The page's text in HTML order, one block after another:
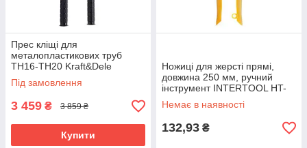
Прес кліщі для
металопластикових труб
TH16-TH20 Kraft&Dele
KD10636 кіліщі для обтиску
Під замовлення
3 459 ₴ 3 859 ₴
Купити
Ножиці для жерсті прямі,
довжина 250 мм, ручний
інструмент INTERTOOL HT-
0168
Немає в наявності
132,93 ₴